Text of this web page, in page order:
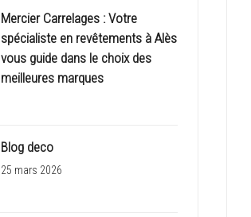
Mercier Carrelages : Votre
spécialiste en revêtements à Alès
vous guide dans le choix des
meilleures marques
Blog deco
25 mars 2026